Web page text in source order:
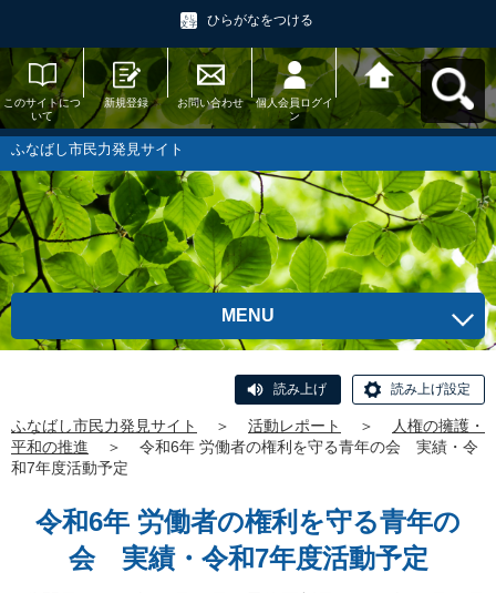
ひらがなをつける
このサイトにつ
いて
新規登録 お問い合わせ
個人会員ログイ
ン
ふなばし市民力
発見サイトへ戻
る
ふなばし市民力発見サイト
MENU
読み上げ 読み上げ設定
ふなばし市民力発見サイト ＞ 活動レポート ＞
人権の擁護・
平和の推進
＞
令和6年 労働者の権利を守る青年の会 実績・令
和7年度活動予定
令和6年 労働者の権利を守る青年の
会 実績・令和7年度活動予定